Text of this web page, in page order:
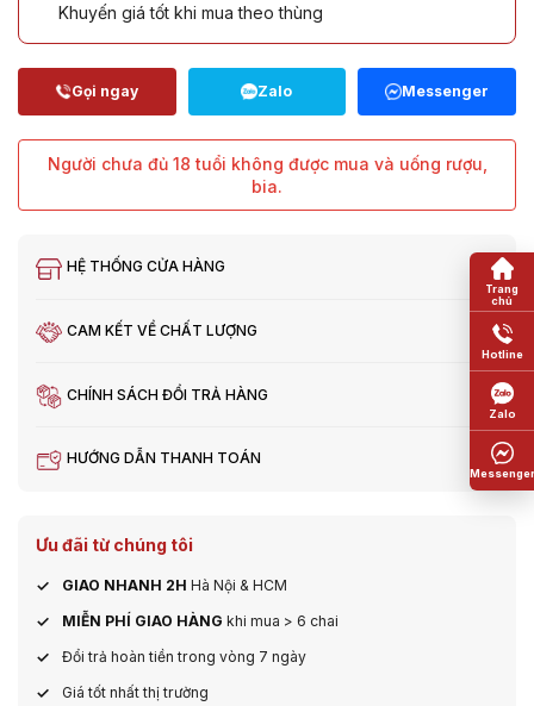
Khuyến giá tốt khi mua theo thùng
Người chưa đủ 18 tuổi không được mua và uống rượu,
bia.
HỆ THỐNG CỬA HÀNG
CAM KẾT VỀ CHẤT LƯỢNG
CHÍNH SÁCH ĐỔI TRẢ HÀNG
HƯỚNG DẪN THANH TOÁN
Ưu đãi từ chúng tôi
GIAO NHANH 2H Hà Nội & HCM
MIỄN PHÍ GIAO HÀNG khi mua > 6 chai
Đổi trả hoàn tiền trong vòng 7 ngày
Giá tốt nhất thị trường